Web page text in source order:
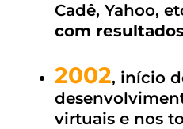
Cadê, Yahoo,
com
2002, início
virtuais e nos